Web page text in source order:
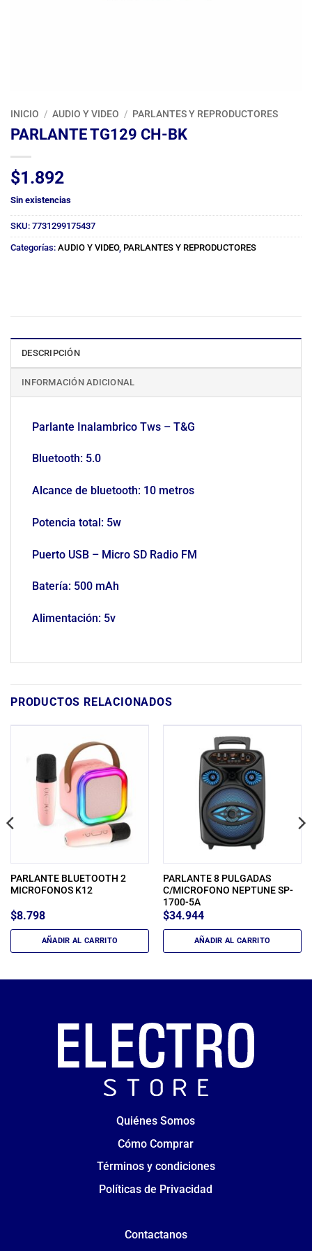
INICIO / AUDIO Y VIDEO / PARLANTES Y REPRODUCTORES
PARLANTE TG129 CH-BK
$1.892
Sin existencias
SKU: 7731299175437
Categorías: AUDIO Y VIDEO, PARLANTES Y REPRODUCTORES
DESCRIPCIÓN
INFORMACIÓN ADICIONAL
Parlante Inalambrico Tws – T&G
Bluetooth: 5.0
Alcance de bluetooth: 10 metros
Potencia total: 5w
Puerto USB – Micro SD Radio FM
Batería: 500 mAh
Alimentación: 5v
PRODUCTOS RELACIONADOS
PARLANTE BLUETOOTH 2
MICROFONOS K12
$8.798
AÑADIR AL CARRITO
PARLANTE 8 PULGADAS
C/MICROFONO NEPTUNE SP-
1700-5A
$34.944
AÑADIR AL CARRITO
Quiénes Somos
Cómo Comprar
Términos y condiciones
Políticas de Privacidad
Contactanos